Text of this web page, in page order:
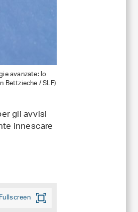
avanzate: lo
Bettzieche / SLF)
gli avvisi
innescare
Fullscreen